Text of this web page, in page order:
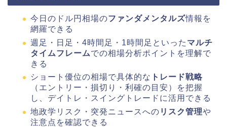
今日のドル円相場のファンダメンタルズ情報を
網羅できる
週足・日足・4時間足・1時間足といった マルチ
タイムフレームでの相場分析ポイントを理解で
きる
ショート優位の相場で具体的な トレード戦略
（エントリー・損切り・利確の目安）を把握
し、デイトレ・スイングトレードに活用できる
地政学リスク・突発ニュースへの リスク管理や
注意点を確認できる